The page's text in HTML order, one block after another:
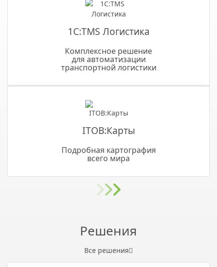
1С:TMS Логистика
Комплексное решение
для автоматизации
транспортной логистики
ITOB:Карты
Подробная картография
всего мира
Решения
Все решения